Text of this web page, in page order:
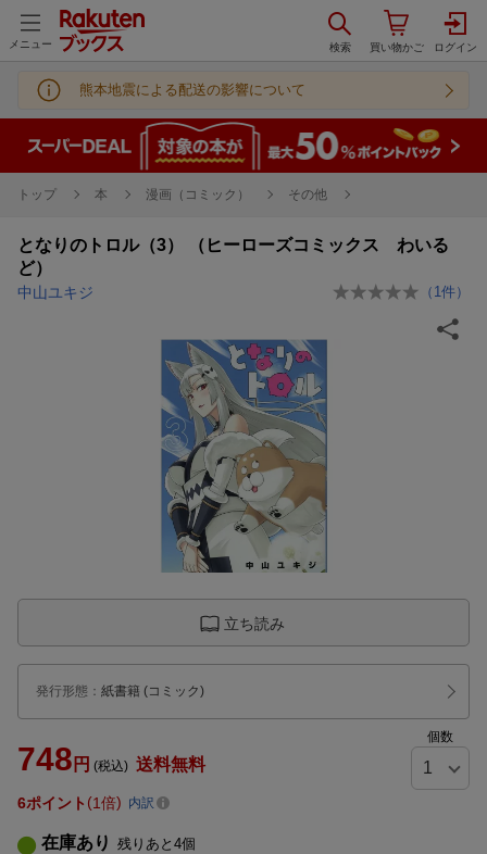
メニュー
熊本地震による配送の影響について
トップ 本 漫画（コミック） その他
となりのトロル（3） （ヒーローズコミックス わいる
ど）
中山ユキジ （ 1 件）
立ち読み
発行形態 ： 紙書籍 (コミック)
748 円 (税込) 送料無料
個数
6ポイント 1倍 内訳
在庫あり 残りあと 4個